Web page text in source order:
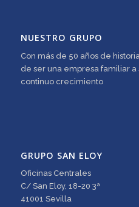
NUESTRO GRUPO
Con más de 50 años de
de ser una empresa familiar
continuo crecimiento
GRUPO SAN ELOY
Oficinas Centrales
C/ San Eloy, 18-20 3ª
41001 Sevilla